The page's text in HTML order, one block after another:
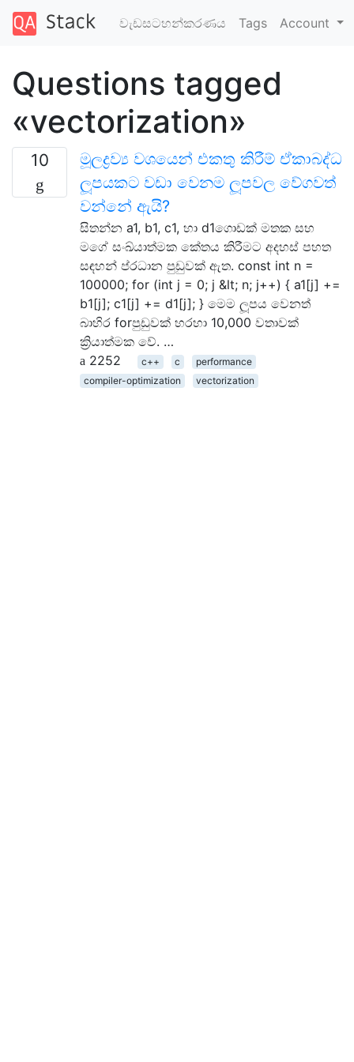
වැඩසටහන්කරණය Tags Account
Questions tagged
«vectorization»
10
මූලද්‍රව්‍ය වශයෙන් එකතු කිරීම් ඒකාබද්ධ
ලූපයකට වඩා වෙනම ලූපවල වේගවත්
වන්නේ ඇයි?
සිතන්න a1, b1, c1, හා d1ගොඩක් මතක සහ
මගේ සංඛ්යාත්මක කේතය කිරීමට අදහස් පහත
සඳහන් ප්රධාන පුඩුවක් ඇත. const int n =
100000; for (int j = 0; j &lt; n; j++) { a1[j] +=
b1[j]; c1[j] += d1[j]; } මෙම ලූපය වෙනත්
බාහිර forපුඩුවක් හරහා 10,000 වතාවක්
ක්‍රියාත්මක වේ. …
2252
c++ c
performance
compiler-optimization
vectorization